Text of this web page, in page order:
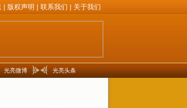
| 版权声明 | 联系我们 | 关于我们
光亮微博 光亮头条